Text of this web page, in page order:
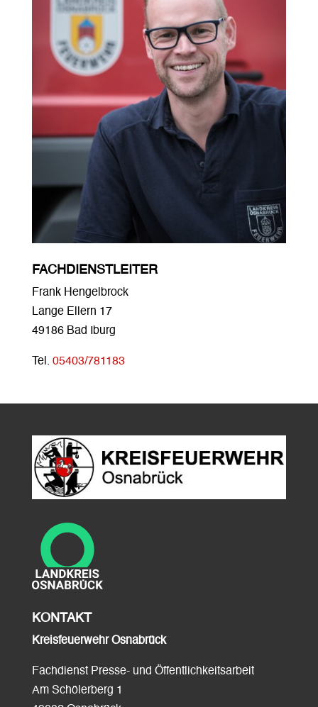
FACHDIENSTLEITER
Frank Hengelbrock
Lange Ellern 17
49186 Bad Iburg
Tel. 05403/781183
KONTAKT
Kreisfeuerwehr Osnabrück
Fachdienst Presse- und Öffentlichkeitsarbeit
Am Schölerberg 1